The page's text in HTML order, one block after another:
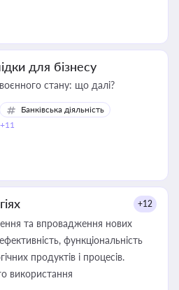
для бізнесу
стану: що далі?
Банківська діяльність
+11
+12
та впровадження нових
функціональність
продуктів і процесів.
використання